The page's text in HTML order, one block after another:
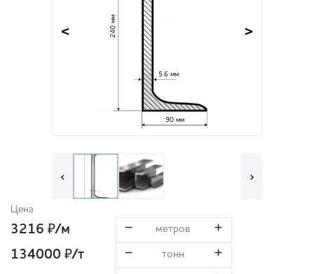
240 мм
90 мм
5.6 мм
< >
‹ ›
Цена
3216 ₽/м
134000 ₽/т